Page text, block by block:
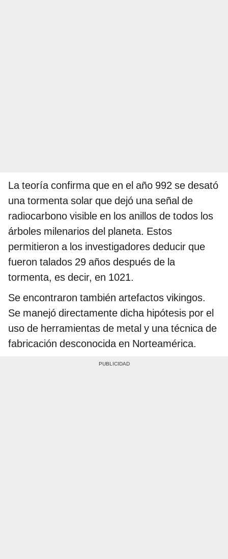
La teoría confirma que en el año 992 se desató
una tormenta solar que dejó una señal de
radiocarbono visible en los anillos de todos los
árboles milenarios del planeta. Estos
permitieron a los investigadores deducir que
fueron talados 29 años después de la
tormenta, es decir, en 1021.
Se encontraron también artefactos vikingos.
Se manejó directamente dicha hipótesis por el
uso de herramientas de metal y una técnica de
fabricación desconocida en Norteamérica.